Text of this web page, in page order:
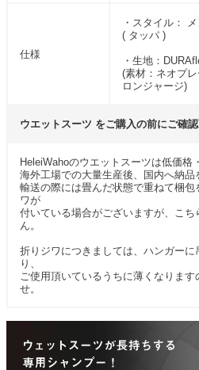
仕様
・スタイル：
( タッパ )
・生地：
(素材：ネオプ
ロンジャージ)
ウエットスーツ をご購入の前にご確
HeleiWahoのウエットスーツは低価格
海外工場での大量生産後、国内へ納品
輸送の際には畳んだ状態で重ねて梱
ワが
付いている場合がございますが、こ
ん。
折りジワにつきましては、ハンガー
り、
ご使用頂いているうちに薄くなりま
せ。